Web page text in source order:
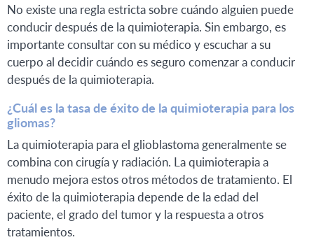
No existe una regla estricta sobre cuándo alguien puede
conducir después de la quimioterapia. Sin embargo, es
importante consultar con su médico y escuchar a su
cuerpo al decidir cuándo es seguro comenzar a conducir
después de la quimioterapia.
¿Cuál es la tasa de éxito de la quimioterapia para los
gliomas?
La quimioterapia para el glioblastoma generalmente se
combina con cirugía y radiación. La quimioterapia a
menudo mejora estos otros métodos de tratamiento. El
éxito de la quimioterapia depende de la edad del
paciente, el grado del tumor y la respuesta a otros
tratamientos.